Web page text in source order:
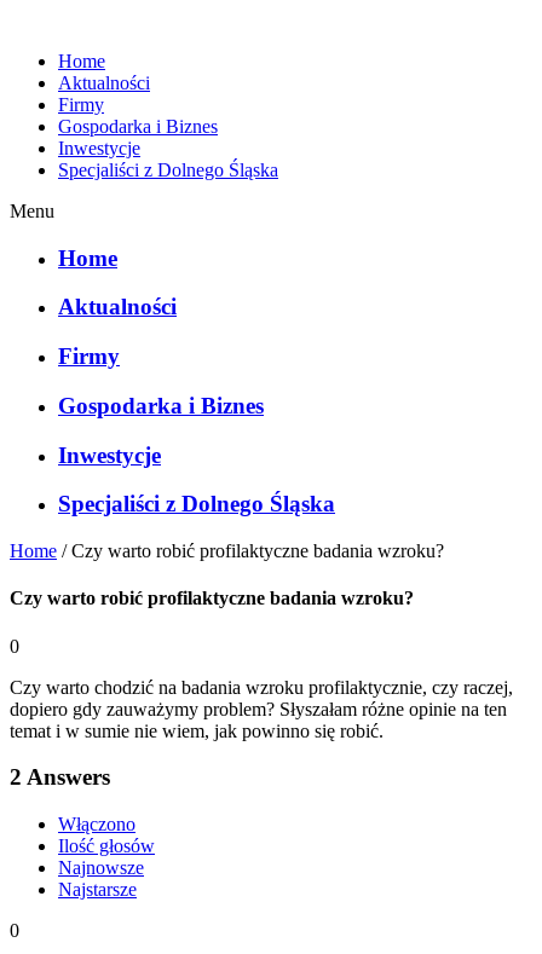
Home
Aktualności
Firmy
Gospodarka i Biznes
Inwestycje
Specjaliści z Dolnego Śląska
Menu
Home
Aktualności
Firmy
Gospodarka i Biznes
Inwestycje
Specjaliści z Dolnego Śląska
Home /Czy warto robić profilaktyczne badania wzroku?
Czy warto robić profilaktyczne badania wzroku?
0
Czy warto chodzić na badania wzroku profilaktycznie, czy raczej,
dopiero gdy zauważymy problem? Słyszałam różne opinie na ten
temat i w sumie nie wiem, jak powinno się robić.
2 Answers
Włączono
Ilość głosów
Najnowsze
Najstarsze
0